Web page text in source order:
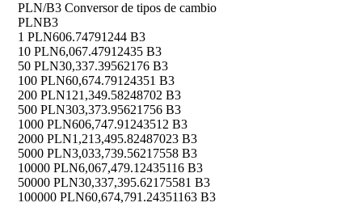
PLN/B3 Conversor de tipos de cambio
PLNB3
1 PLN606.74791244 B3
10 PLN6,067.47912435 B3
50 PLN30,337.39562176 B3
100 PLN60,674.79124351 B3
200 PLN121,349.58248702 B3
500 PLN303,373.95621756 B3
1000 PLN606,747.91243512 B3
2000 PLN1,213,495.82487023 B3
5000 PLN3,033,739.56217558 B3
10000 PLN6,067,479.12435116 B3
50000 PLN30,337,395.62175581 B3
100000 PLN60,674,791.24351163 B3